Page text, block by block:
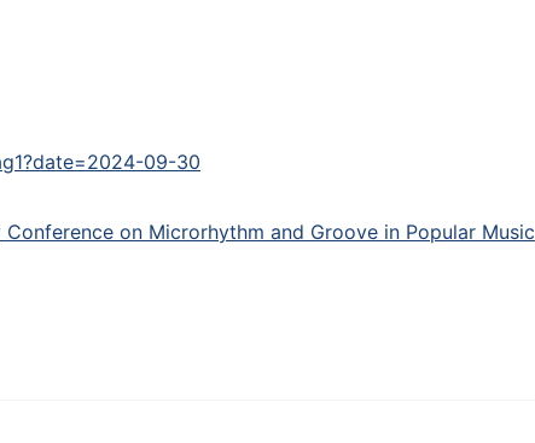
09-30
on Microrhythm and Groove in Popular Music